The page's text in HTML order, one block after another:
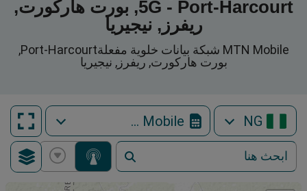
5G - Port-Harcourt, بورت هاركورت,
ريفرز, نيجيريا
MTN Mobile شبكة بيانات خلوية مفعلةPort-Harcourt,
بورت هاركورت, ريفرز, نيجيريا
NG
MTN Mobile